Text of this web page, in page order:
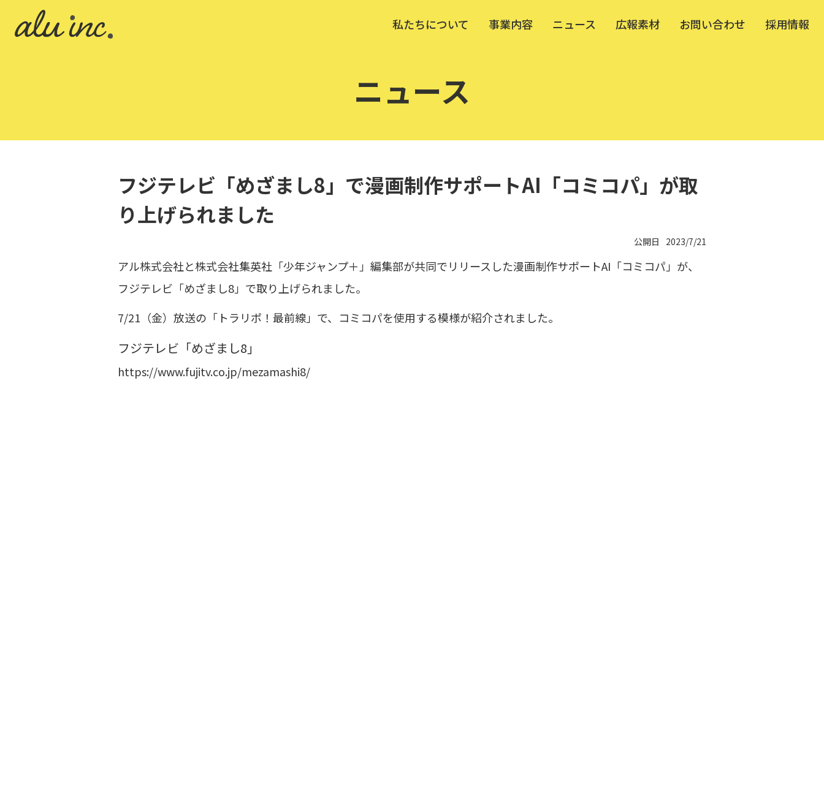
ニュース
フジテレビ「めざまし8」で漫画制作サポートAI「コミコパ」が取
り上げられました
公開日 2023/7/21
アル株式会社と株式会社集英社「少年ジャンプ＋」編集部が共同でリリースした漫画制作サポートAI「コミコパ」が、
フジテレビ「めざまし8」で取り上げられました。
7/21（金）放送の「トラリポ！最前線」で、コミコパを使用する模様が紹介されました。
フジテレビ「めざまし8」
https://www.fujitv.co.jp/mezamashi8/
私たちについて 事業内容 ニュース 広報素材 お問い合わせ 採用情報